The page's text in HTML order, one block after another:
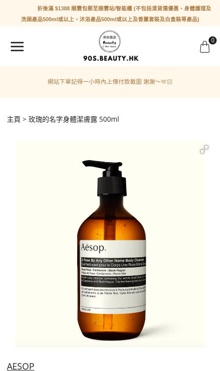
折後滿 $1388 順豐包郵至順豐站/智能櫃 (不包括清貨價優惠、身體護理及
洗頭產品500ml或以上、沐浴產品500ml或以上及香薰套裝及白盒裝等產品)
0
網站下單記得一小時內上傳付款截圖 謝謝～🫶🏻
主頁 玫瑰的名字身體潔膚露 500ml
AESOP